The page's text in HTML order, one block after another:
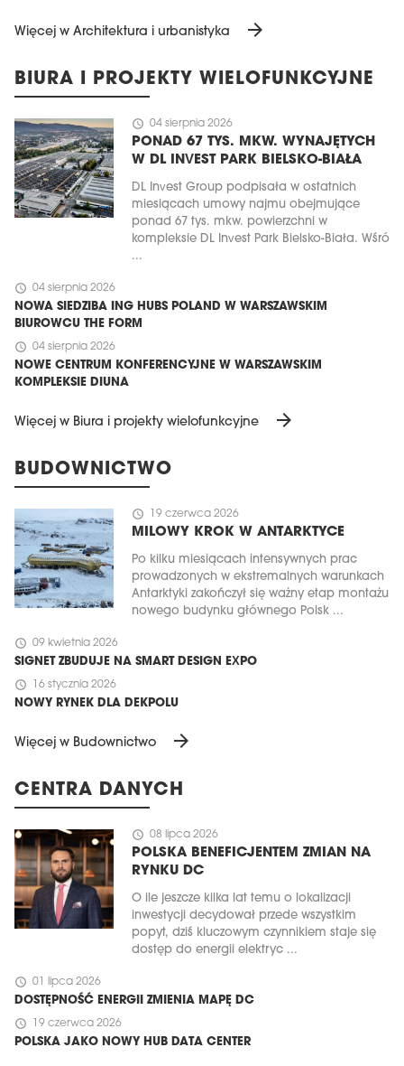
Więcej w Architektura i urbanistyka arrow_forward
BIURA I PROJEKTY WIELOFUNKCYJNE
schedule 04 sierpnia 2026
PONAD 67 TYS. MKW. WYNAJĘTYCH
W DL INVEST PARK BIELSKO-BIAŁA
DL Invest Group podpisała w ostatnich
miesiącach umowy najmu obejmujące
ponad 67 tys. mkw. powierzchni w
kompleksie DL Invest Park Bielsko-Biała. Wśró
...
schedule 04 sierpnia 2026
NOWA SIEDZIBA ING HUBS POLAND W WARSZAWSKIM
BIUROWCU THE FORM
schedule 04 sierpnia 2026
NOWE CENTRUM KONFERENCYJNE W WARSZAWSKIM
KOMPLEKSIE DIUNA
Więcej w Biura i projekty wielofunkcyjne arrow_forward
BUDOWNICTWO
schedule 19 czerwca 2026
MILOWY KROK W ANTARKTYCE
Po kilku miesiącach intensywnych prac
prowadzonych w ekstremalnych warunkach
Antarktyki zakończył się ważny etap montażu
nowego budynku głównego Polsk ...
schedule 09 kwietnia 2026
SIGNET ZBUDUJE NA SMART DESIGN EXPO
schedule 16 stycznia 2026
NOWY RYNEK DLA DEKPOLU
Więcej w Budownictwo arrow_forward
CENTRA DANYCH
schedule 08 lipca 2026
POLSKA BENEFICJENTEM ZMIAN NA
RYNKU DC
O ile jeszcze kilka lat temu o lokalizacji
inwestycji decydował przede wszystkim
popyt, dziś kluczowym czynnikiem staje się
dostęp do energii elektryc ...
schedule 01 lipca 2026
DOSTĘPNOŚĆ ENERGII ZMIENIA MAPĘ DC
schedule 19 czerwca 2026
POLSKA JAKO NOWY HUB DATA CENTER